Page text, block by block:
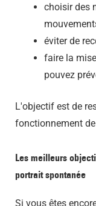
choisir des
éviter de
faire la
pouvez
L'objectif est de
fonctionnement
Les meilleurs
portrait spontanée
Si vous êtes